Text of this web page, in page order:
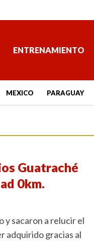
ENTRENAMIENTO
MEXICO PARAGUAY
Guatraché
0km.
y sacaron a relucir el
adquirido gracias al